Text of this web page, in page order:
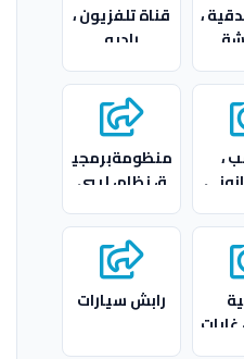
،
قناة تلفزيون ،
راديو
،
منظومةبرمجي
ة، نظام، ليبي
رابش سيارات